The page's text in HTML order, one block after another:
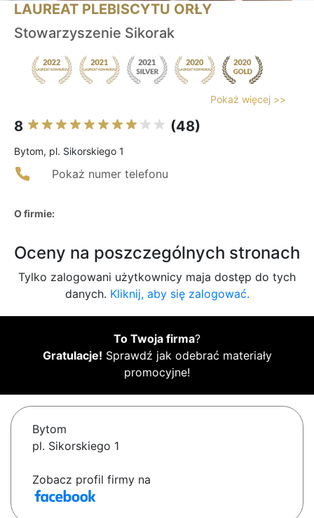
LAUREAT PLEBISCYTU ORŁY
Stowarzyszenie Sikorak
Pokaż więcej >>
8 (48)
Bytom, pl. Sikorskiego 1
Pokaż numer telefonu
O firmie:
Oceny na poszczególnych stronach
Tylko zalogowani użytkownicy maja dostęp do tych
danych. Kliknij, aby się zalogować.
To Twoja firma?
Gratulacje! Sprawdź jak odebrać materiały
promocyjne!
Bytom
pl. Sikorskiego 1
Zobacz profil firmy na